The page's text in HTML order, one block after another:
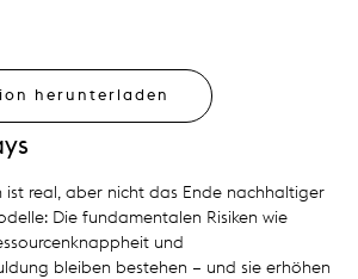
herunterladen
ist real, aber nicht das Ende nachhaltiger
Die fundamentalen Risiken wie
und
bleiben bestehen – und sie erhöhen